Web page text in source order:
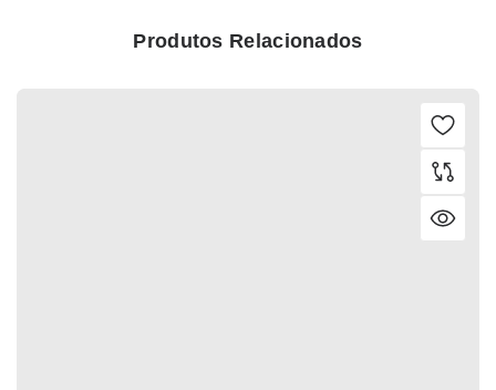
Produtos Relacionados